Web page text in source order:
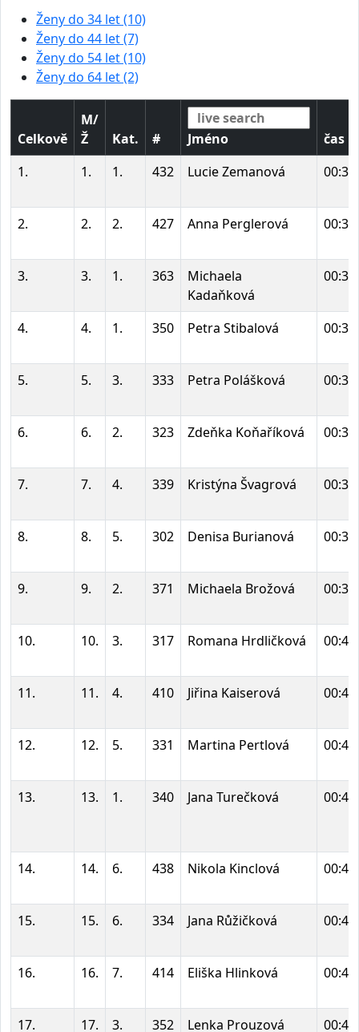
Ženy do 34 let (10)
Ženy do 44 let (7)
Ženy do 54 let (10)
Ženy do 64 let (2)
Celkově
M/
Ž
Kat. # Jméno
čas
1.
1. 1. 432 Lucie Zemanová
2. 2. 2. 427 Anna Perglerová
3. 3. 1. 363
Michaela
Kadaňková
4. 4. 1. 350 Petra Stibalová
5. 5. 3. 333 Petra Polášková
6. 6. 2. 323 Zdeňka Koňaříková
7. 7. 4. 339 Kristýna Švagrová
8. 8. 5. 302 Denisa Burianová
9. 9. 2. 371 Michaela Brožová
10. 10. 3. 317 Romana Hrdličková
11. 11. 4. 410 Jiřina Kaiserová
12. 12. 5. 331 Martina Pertlová
13. 13. 1. 340 Jana Turečková
14. 14. 6. 438 Nikola Kinclová
15. 15. 6. 334 Jana Růžičková
16. 16. 7. 414 Eliška Hlinková
17. 17. 3. 352 Lenka Prouzová